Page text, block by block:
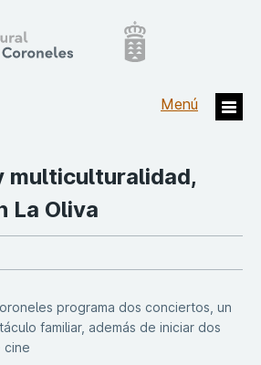
multiculturalidad,
La Oliva
programa dos conciertos, un
familiar, además de iniciar dos
cine